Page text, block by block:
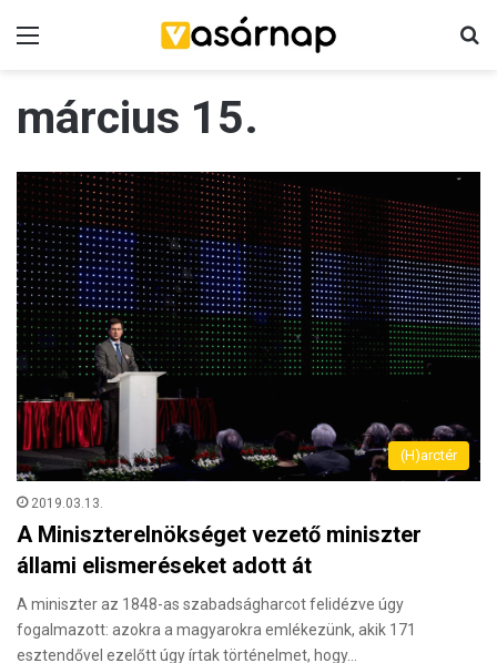
március 15.
(H)arctér
2019.03.13.
A Miniszterelnökséget vezető miniszter
állami elismeréseket adott át
A miniszter az 1848-as szabadságharcot felidézve úgy
fogalmazott: azokra a magyarokra emlékezünk, akik 171
esztendővel ezelőtt úgy írtak történelmet, hogy…